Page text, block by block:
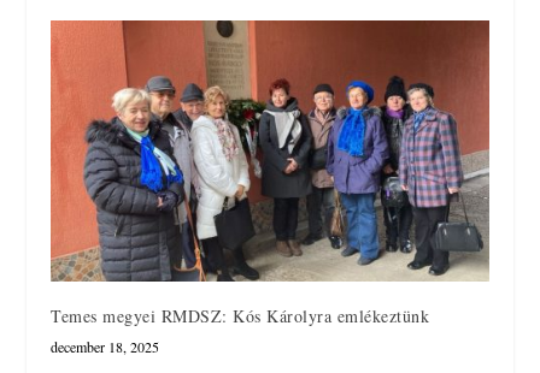
Temes megyei RMDSZ: Kós Károlyra emlékeztünk
december 18, 2025